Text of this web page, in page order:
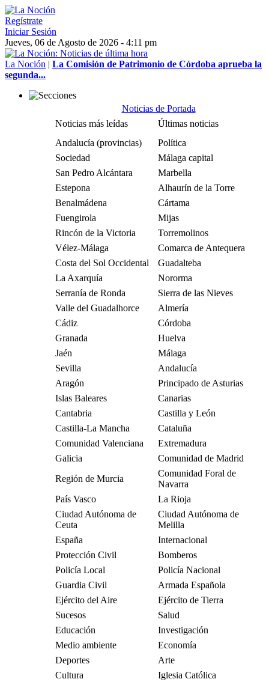
Regístrate
Iniciar Sesión
Jueves, 06 de Agosto de 2026 - 4:11 pm
La Noción | La Comisión de Patrimonio de Córdoba aprueba la
segunda...
Noticias de Portada
Noticias más leídas
Últimas noticias
Andalucía (provincias)
Política
Sociedad
Málaga capital
San Pedro Alcántara
Marbella
Estepona
Alhaurín de la Torre
Benalmádena
Cártama
Fuengirola
Mijas
Rincón de la Victoria
Torremolinos
Vélez-Málaga
Comarca de Antequera
Costa del Sol Occidental
Guadalteba
La Axarquía
Nororma
Serranía de Ronda
Sierra de las Nieves
Valle del Guadalhorce
Almería
Cádiz
Córdoba
Granada
Huelva
Jaén
Málaga
Sevilla
Andalucía
Aragón
Principado de Asturias
Islas Baleares
Canarias
Cantabria
Castilla y León
Castilla-La Mancha
Cataluña
Comunidad Valenciana
Extremadura
Galicia
Comunidad de Madrid
Región de Murcia
Comunidad Foral de
Navarra
País Vasco
La Rioja
Ciudad Autónoma de
Ceuta
Ciudad Autónoma de
Melilla
España
Internacional
Protección Civil
Bomberos
Policía Local
Policía Nacional
Guardia Civil
Armada Española
Ejército del Aire
Ejército de Tierra
Sucesos
Salud
Educación
Investigación
Medio ambiente
Economía
Deportes
Arte
Cultura
Iglesia Católica